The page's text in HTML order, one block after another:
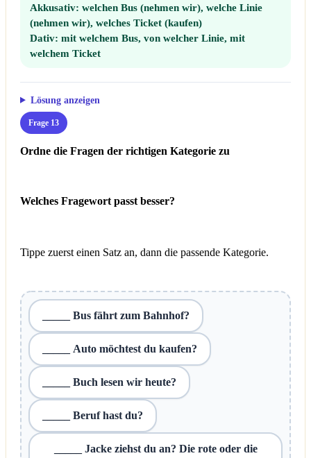
Akkusativ: welchen Bus (nehmen wir), welche Linie
(nehmen wir), welches Ticket (kaufen)
Dativ: mit welchem Bus, von welcher Linie, mit
welchem Ticket
Lösung anzeigen
Frage 13
Ordne die Fragen der richtigen Kategorie zu
Welches Fragewort passt besser?
Tippe zuerst einen Satz an, dann die passende Kategorie.
_____ Bus fährt zum Bahnhof?
_____ Auto möchtest du kaufen?
_____ Buch lesen wir heute?
_____ Beruf hast du?
_____ Jacke ziehst du an? Die rote oder die